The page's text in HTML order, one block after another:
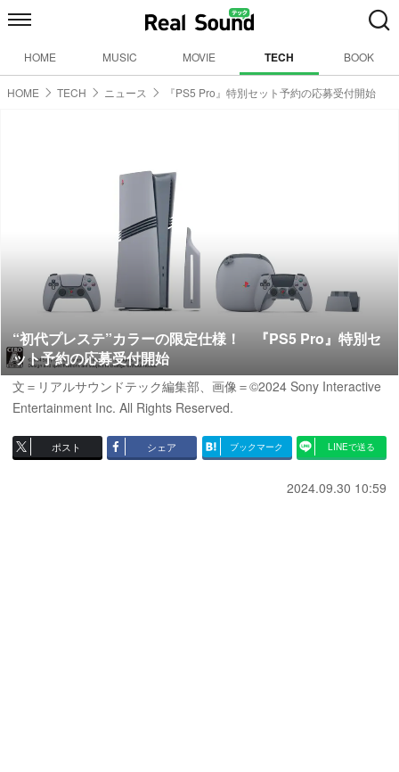
HOME MUSIC MOVIE TECH BOOK
HOME TECH ニュース 『PS5 Pro』特別セット予約の応募受付開始
“初代プレステ”カラーの限定仕様！ 『PS5 Pro』特別セ
ット予約の応募受付開始
文＝リアルサウンドテック編集部、画像＝©2024 Sony Interactive
Entertainment Inc. All Rights Reserved.
ポスト シェア ブックマーク LINEで送る
2024.09.30 10:59